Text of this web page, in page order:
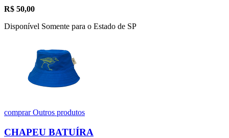
R$ 50,00
Disponível Somente para o Estado de SP
comprarOutros produtos
CHAPEU BATUÍRA